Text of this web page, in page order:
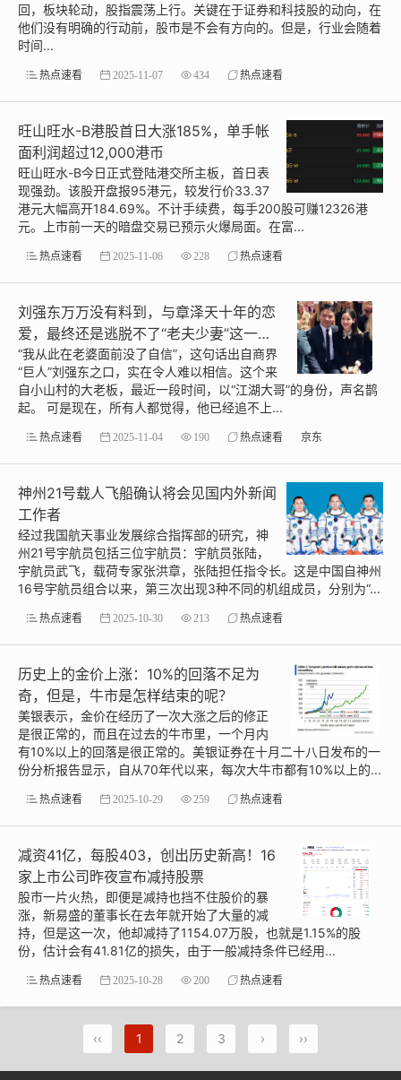
回，板块轮动，股指震荡上行。关键在于证券和科技股的动向，在
他们没有明确的行动前，股市是不会有方向的。但是，行业会随着
时间...
热点速看 2025-11-07 434 热点速看
旺山旺水-B港股首日大涨185%，单手帐
面利润超过12,000港币
旺山旺水-B今日正式登陆港交所主板，首日表
现强劲。该股开盘报95港元，较发行价33.37
港元大幅高开184.69%。不计手续费，每手200股可赚12326港
元。上市前一天的暗盘交易已预示火爆局面。在富...
热点速看 2025-11-06 228 热点速看
刘强东万万没有料到，与章泽天十年的恋
爱，最终还是逃脱不了“老夫少妻”这一尴
尬局面
“我从此在老婆面前没了自信”，这句话出自商界
“巨人”刘强东之口，实在令人难以相信。这个来
自小山村的大老板，最近一段时间，以“江湖大哥”的身份，声名鹊
起。 可是现在，所有人都觉得，他已经追不上...
热点速看 2025-11-04 190 热点速看 京东
神州21号载人飞船确认将会见国内外新闻
工作者
经过我国航天事业发展综合指挥部的研究，神
州21号宇航员包括三位宇航员：宇航员张陆，
宇航员武飞，载荷专家张洪章，张陆担任指令长。这是中国自神州
16号宇航员组合以来，第三次出现3种不同的机组成员，分别为“...
热点速看 2025-10-30 213 热点速看
历史上的金价上涨：10%的回落不足为
奇，但是，牛市是怎样结束的呢？
美银表示，金价在经历了一次大涨之后的修正
是很正常的，而且在过去的牛市里，一个月内
有10%以上的回落是很正常的。美银证券在十月二十八日发布的一
份分析报告显示，自从70年代以来，每次大牛市都有10%以上的...
热点速看 2025-10-29 259 热点速看
减资41亿，每股403，创出历史新高！16
家上市公司昨夜宣布减持股票
股市一片火热，即便是减持也挡不住股价的暴
涨，新易盛的董事长在去年就开始了大量的减
持，但是这一次，他却减持了1154.07万股，也就是1.15%的股
份，估计会有41.81亿的损失，由于一般减持条件已经用...
热点速看 2025-10-28 200 热点速看
‹‹ 1 2 3 › ››